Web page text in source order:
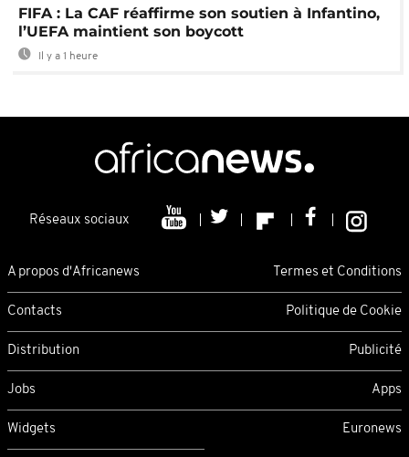
FIFA : La CAF réaffirme son soutien à Infantino,
l’UEFA maintient son boycott
Il y a 1 heure
Réseaux sociaux
A propos d'Africanews Termes et Conditions
Contacts Politique de Cookie
Distribution Publicité
Jobs Apps
Widgets Euronews